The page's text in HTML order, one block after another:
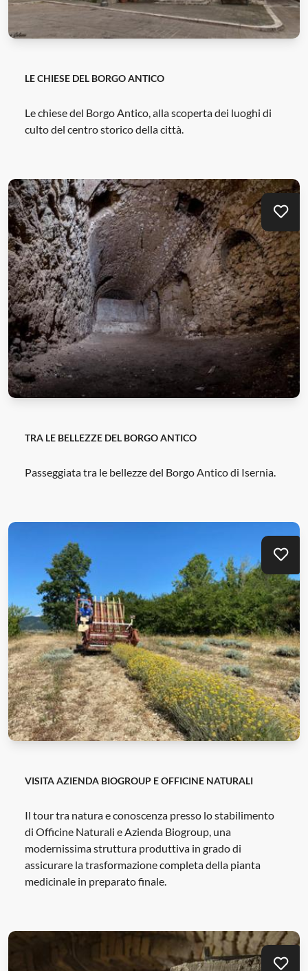
LE CHIESE DEL BORGO ANTICO
Le chiese del Borgo Antico, alla scoperta dei luoghi di
culto del centro storico della città.
TRA LE BELLEZZE DEL BORGO ANTICO
Passeggiata tra le bellezze del Borgo Antico di Isernia.
VISITA AZIENDA BIOGROUP E OFFICINE NATURALI
Il tour tra natura e conoscenza presso lo stabilimento
di Officine Naturali e Azienda Biogroup, una
modernissima struttura produttiva in grado di
assicurare la trasformazione completa della pianta
medicinale in preparato finale.